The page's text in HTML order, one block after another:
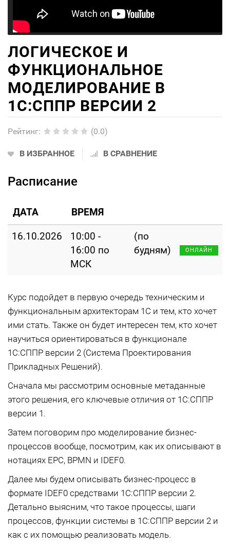
ЛОГИЧЕСКОЕ И
ФУНКЦИОНАЛЬНОЕ
МОДЕЛИРОВАНИЕ В
1С:СППР ВЕРСИИ 2
Рейтинг: (0.0)
В ИЗБРАННОЕ В СРАВНЕНИЕ
Расписание
ДАТА ВРЕМЯ
16.10.2026
10:00 -
16:00 по
МСК
(по
будням)
ОНЛАЙН
Курс подойдет в первую очередь техническим и
функциональным архитекторам 1С и тем, кто хочет
ими стать. Также он будет интересен тем, кто хочет
научиться ориентироваться в функционале
1С:СППР версии 2 (Система Проектирования
Прикладных Решений).
Сначала мы рассмотрим основные метаданные
этого решения, его ключевые отличия от 1С:СППР
версии 1.
Затем поговорим про моделирование бизнес-
процессов вообще, посмотрим, как их описывают в
нотациях EPC, BPMN и IDEF0.
Далее мы будем описывать бизнес-процесс в
формате IDEF0 средствами 1С:СППР версии 2.
Детально выясним, что такое процессы, шаги
процессов, функции системы в 1С:СППР версии 2 и
как с их помощью реализовать модель.